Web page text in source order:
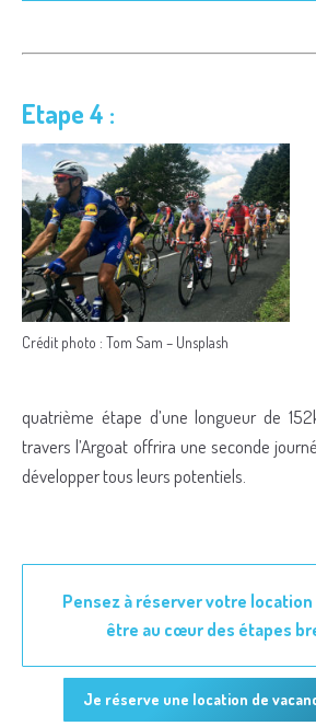
Etape 4 :
Crédit photo : Tom Sam – Unsplash
quatrième étape d’une longueur de
travers l’Argoat offrira une seconde
développer tous leurs potentiels.
Pensez à réserver votre location
être au cœur des étapes
Je réserve une location de